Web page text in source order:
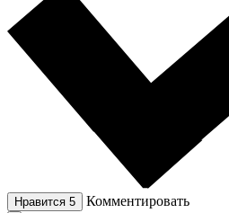
Нравится 5 Комментировать